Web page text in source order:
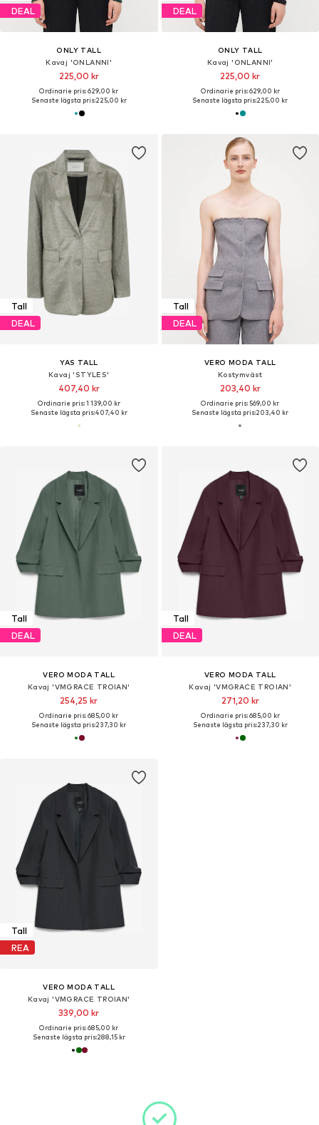
DEAL
ONLY TALL
Kavaj 'ONLANNI'
225,00 kr
Ordinarie pris: 629,00 kr
Senaste lägsta pris:225,00 kr
DEAL
ONLY TALL
Kavaj 'ONLANNI'
225,00 kr
Ordinarie pris: 629,00 kr
Senaste lägsta pris:225,00 kr
Tall
DEAL
YAS TALL
Kavaj 'STYLES'
407,40 kr
Ordinarie pris: 1 139,00 kr
Senaste lägsta pris:407,40 kr
Tall
DEAL
VERO MODA TALL
Kostymväst
203,40 kr
Ordinarie pris: 569,00 kr
Senaste lägsta pris:203,40 kr
Tall
DEAL
VERO MODA TALL
Kavaj 'VMGRACE TROIAN'
254,25 kr
Ordinarie pris: 685,00 kr
Senaste lägsta pris:237,30 kr
Tall
DEAL
VERO MODA TALL
Kavaj 'VMGRACE TROIAN'
271,20 kr
Ordinarie pris: 685,00 kr
Senaste lägsta pris:237,30 kr
Tall
REA
VERO MODA TALL
Kavaj 'VMGRACE TROIAN'
339,00 kr
Ordinarie pris: 685,00 kr
Senaste lägsta pris:288,15 kr